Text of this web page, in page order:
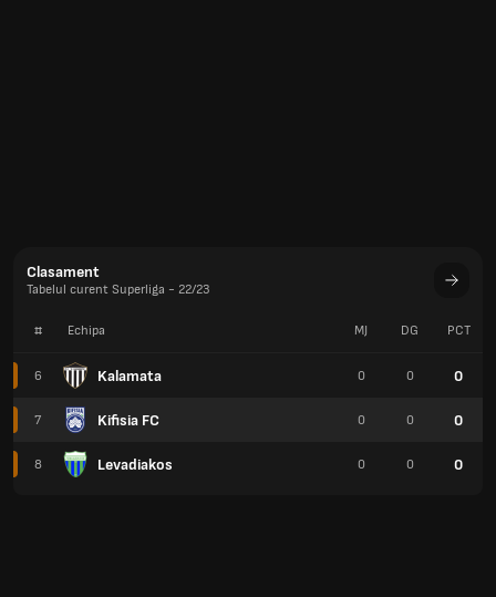
Clasament
Tabelul curent Superliga - 22/23
# Echipa
6 Kalamata
7 Kifisia FC
8 Levadiakos
MJ DG PCT
0 0 0
0 0 0
0 0 0